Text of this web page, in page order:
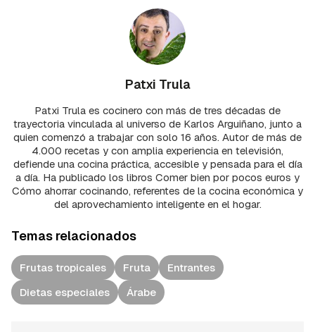
Patxi Trula
Patxi Trula es cocinero con más de tres décadas de
trayectoria vinculada al universo de Karlos Arguiñano, junto a
quien comenzó a trabajar con solo 16 años. Autor de más de
4.000 recetas y con amplia experiencia en televisión,
defiende una cocina práctica, accesible y pensada para el día
a día. Ha publicado los libros Comer bien por pocos euros y
Cómo ahorrar cocinando, referentes de la cocina económica y
del aprovechamiento inteligente en el hogar.
Temas relacionados
Frutas tropicales Fruta
Entrantes
Dietas especiales
Árabe